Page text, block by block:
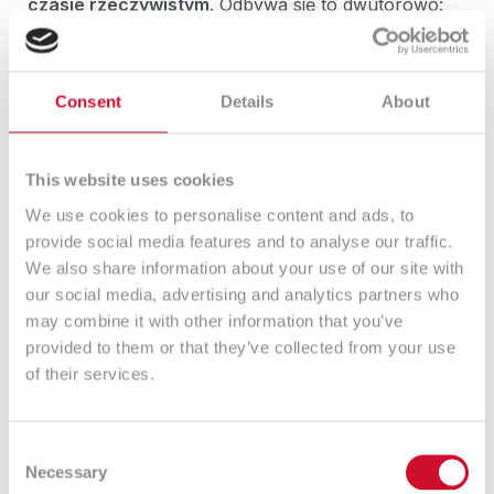
Consent Details About
This website uses cookies
We use cookies to personalise content and ads, to
provide social media features and to analyse our traffic.
We also share information about your use of our site with
our social media, advertising and analytics partners who
may combine it with other information that you’ve
provided to them or that they’ve collected from your use
of their services.
Selection
Necessary
czasie rzeczywistym. Odbywa się to dwutorowo:
poprzez
nieustanny dostęp do wszystkich
składowych sieci
manualnej kontroli (daje to szansę szybkiej
reakcji na zagrożenie oraz naprawienie
poprzezskrócenie ścieżki informowania o
problemach – najważniejsze elementy sieci
znajdują się pod stałą kontrolą, a widomość o
nieprawidłowościach trafia bezpośrednio na nasz
telefon lub e-mail.
Za bezsprzeczną korzyść płynącą z korzystania z
systemu CheckMK w wersji 2.0 należy także uznać
obciąża infrastruktury sieci, dlatego urządzenia,
które ma pod swoją kontrolą, zachowują swój